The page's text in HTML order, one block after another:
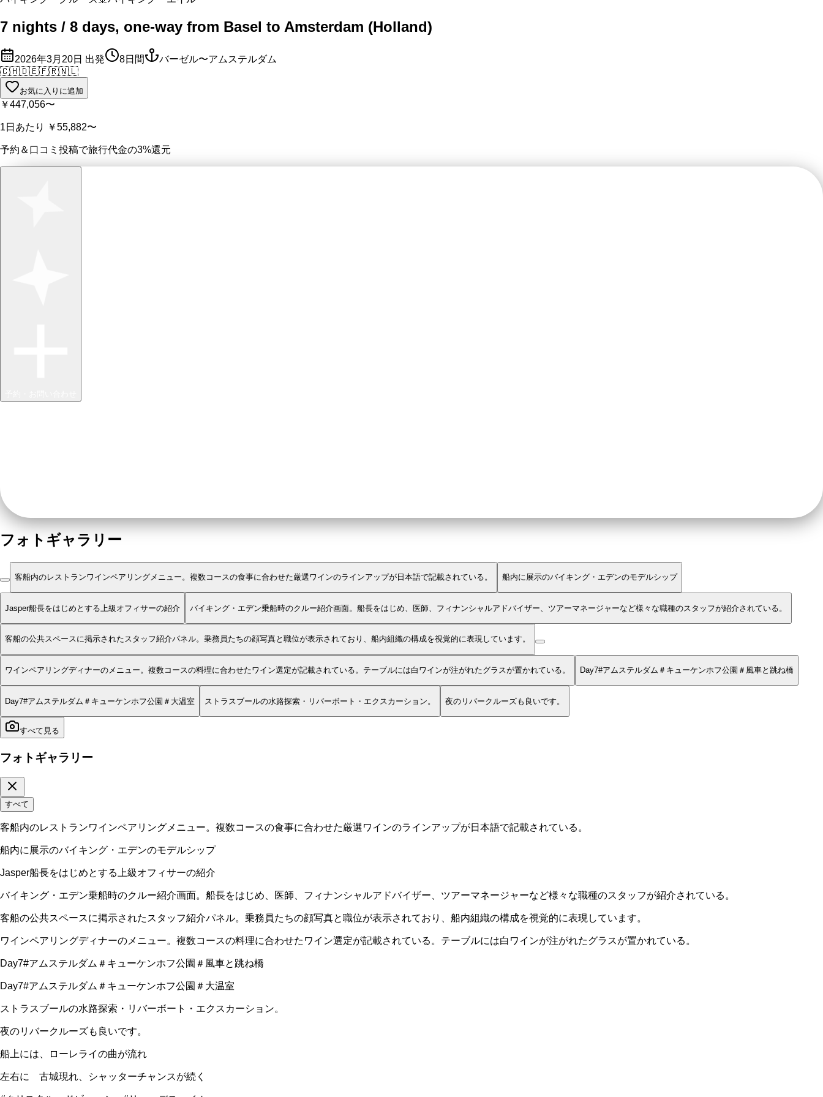
7 nights / 8 days, one-way from Basel to Amsterdam (Holland)
2026年3月20日 出発 8日間
バーゼル〜アムステルダム
🇨🇭🇩🇪🇫🇷🇳🇱
お気に入りに追加
￥447,056〜
1日あたり ￥55,882〜
予約＆口コミ投稿で旅行代金の3%還元
フォトギャラリー
客船内のレストランワインペアリングメニュー。複数コースの食事に合わせた厳選ワインのラインアップが日本語で記載されている。 船内に展示のバイキング・エデンのモデルシップ
Jasper船長をはじめとする上級オフィサーの紹介 バイキング・エデン乗船時のクルー紹介画面。船長をはじめ、医師、フィナンシャルアドバイザー、ツアーマネージャーなど様々な職種のスタッフが紹介されている。
客船の公共スペースに掲示されたスタッフ紹介パネル。乗務員たちの顔写真と職位が表示されており、船内組織の構成を視覚的に表現しています。
ワインペアリングディナーのメニュー。複数コースの料理に合わせたワイン選定が記載されている。テーブルには白ワインが注がれたグラスが置かれている。 Day7#アムステルダム＃キューケンホフ公園＃風車と跳ね橋
Day7#アムステルダム＃キューケンホフ公園＃大温室 ストラスブールの水路探索・リバーボート・エクスカーション。 夜のリバークルーズも良いです。
すべて見る
フォトギャラリー
すべて
客船内のレストランワインペアリングメニュー。複数コースの食事に合わせた厳選ワインのラインアップが日本語で記載されている。
船内に展示のバイキング・エデンのモデルシップ
Jasper船長をはじめとする上級オフィサーの紹介
バイキング・エデン乗船時のクルー紹介画面。船長をはじめ、医師、フィナンシャルアドバイザー、ツアーマネージャーなど様々な職種のスタッフが紹介されている。
客船の公共スペースに掲示されたスタッフ紹介パネル。乗務員たちの顔写真と職位が表示されており、船内組織の構成を視覚的に表現しています。
ワインペアリングディナーのメニュー。複数コースの料理に合わせたワイン選定が記載されている。テーブルには白ワインが注がれたグラスが置かれている。
Day7#アムステルダム＃キューケンホフ公園＃風車と跳ね橋
Day7#アムステルダム＃キューケンホフ公園＃大温室
ストラスブールの水路探索・リバーボート・エクスカーション。
夜のリバークルーズも良いです。
船上には、ローレライの曲が流れ
左右に 古城現れ、シャッターチャンスが続く